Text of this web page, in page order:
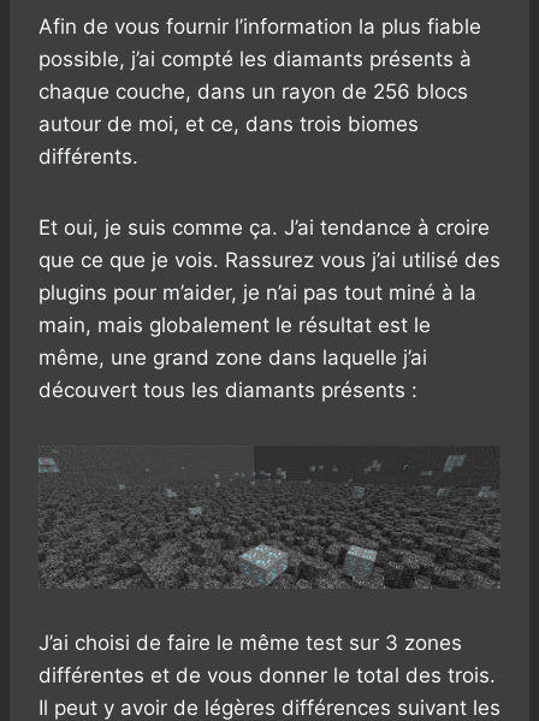
Afin de vous fournir l’information la plus fiable
possible, j’ai compté les diamants présents à
chaque couche, dans un rayon de 256 blocs
autour de moi, et ce, dans trois biomes
différents.
Et oui, je suis comme ça. J’ai tendance à croire
que ce que je vois. Rassurez vous j’ai utilisé des
plugins pour m’aider, je n’ai pas tout miné à la
main, mais globalement le résultat est le
même, une grand zone dans laquelle j’ai
découvert tous les diamants présents :
J’ai choisi de faire le même test sur 3 zones
différentes et de vous donner le total des trois.
Il peut y avoir de légères différences suivant les